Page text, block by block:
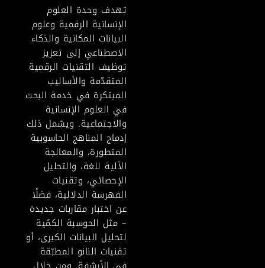
تهدف وحدة العلوم
الإنسانية الرقمية وعلوم
البيانات المكانية والذكاء
الاصطناعي إلى تعزيز
توظيف التقنيات الرقمية
المتقدّمة والأساليب
المبتكرة في خدمة البحث
في العلوم الإنسانية
والاجتماعية. ويشمل ذلك
إدماج المناهج الحاسوبية
المتطورة، والمعالجة
الآلية للغة، والتحليل
الإحصائي، وتقنيات
الفهرسة الدلالية، فضلًا
عن اختبار مقاربات جديدة
– مثل الحوسبة الكمّية
لتحليل البيانات الكبرى، أو
تقنيات النانو المطبّقة